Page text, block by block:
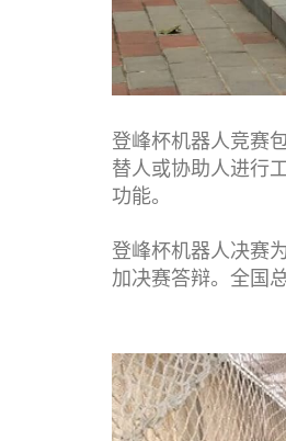
登峰杯机器人竞赛
替人或协助人进行
功能。
登峰杯机器人决赛
加决赛答辩。全国